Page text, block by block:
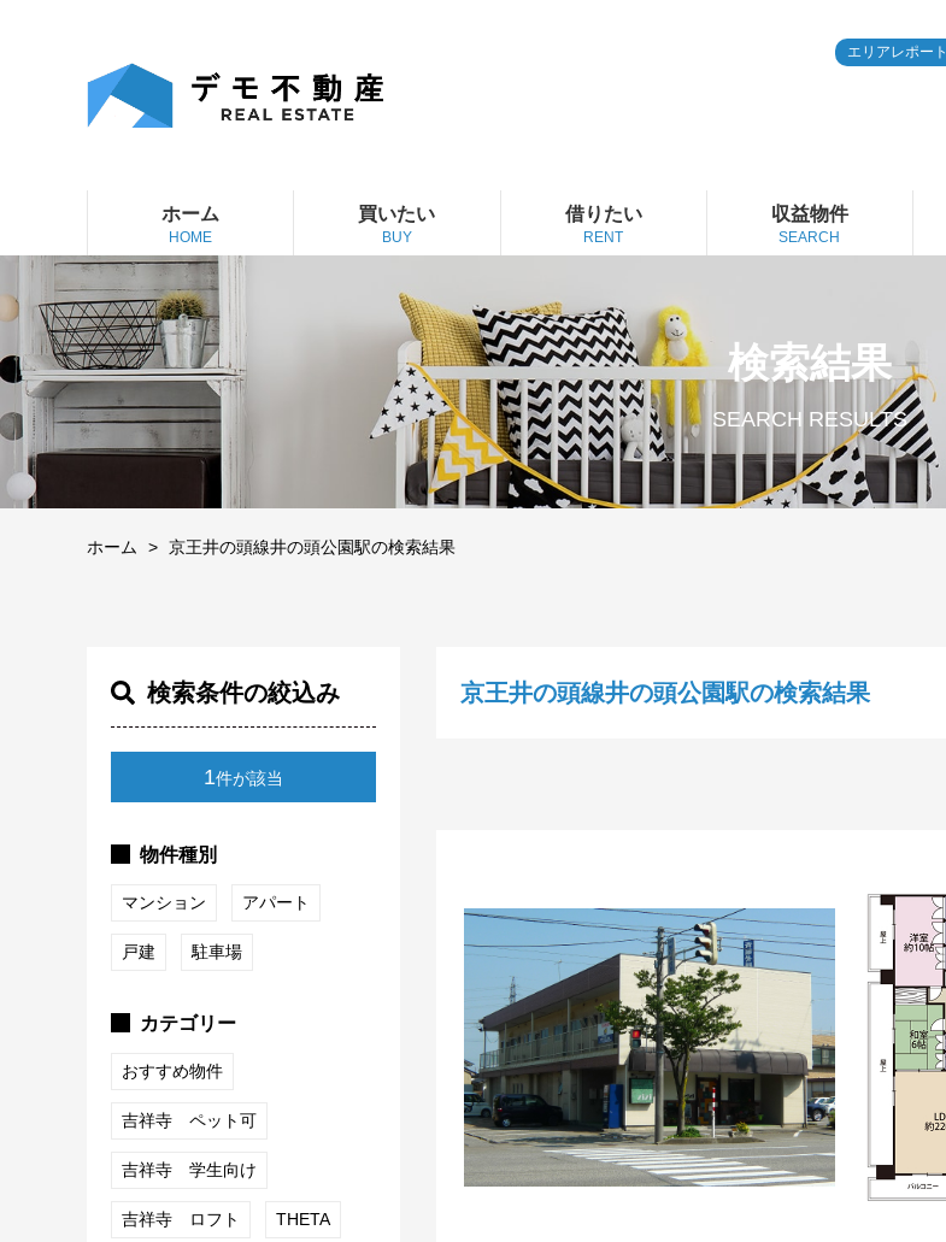
エリアレポート
ホーム
HOME
買いたい
BUY
借りたい
RENT
収益物件
SEARCH
検索結果
SEARCH RESULTS
ホーム 京王井の頭線井の頭公園駅の検索結果
検索条件の絞込み
1件が該当
物件種別
マンション アパート
戸建 駐車場
カテゴリー
おすすめ物件
吉祥寺 ペット可
吉祥寺 学生向け
吉祥寺 ロフト THETA
京王井の頭線井の頭公園駅の検索結果